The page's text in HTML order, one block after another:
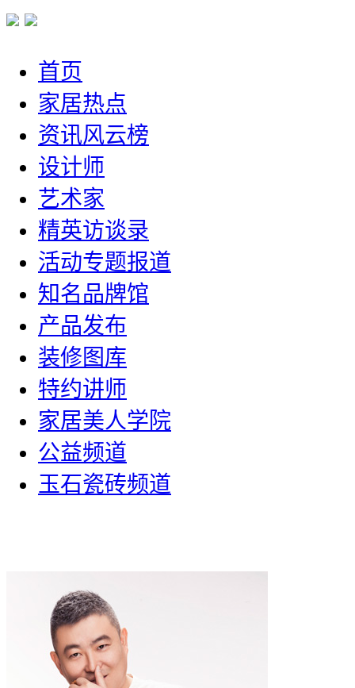
首页
家居热点
资讯风云榜
设计师
艺术家
精英访谈录
活动专题报道
知名品牌馆
产品发布
装修图库
特约讲师
家居美人学院
公益频道
玉石瓷砖频道